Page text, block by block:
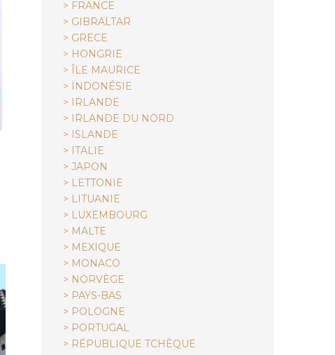
> FRANCE
> GIBRALTAR
> GRECE
> HONGRIE
> ÎLE MAURICE
> INDONÉSIE
> IRLANDE
> IRLANDE DU NORD
> ISLANDE
> ITALIE
> JAPON
> LETTONIE
> LITUANIE
> LUXEMBOURG
> MALTE
> MEXIQUE
> MONACO
> NORVÈGE
> PAYS-BAS
> POLOGNE
> PORTUGAL
> RÉPUBLIQUE TCHÈQUE